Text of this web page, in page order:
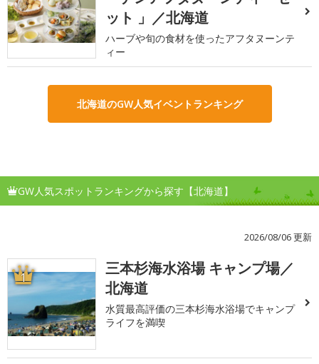
ット 」／北海道
ハーブや旬の食材を使ったアフタヌーンテ
ィー
北海道のGW人気イベントランキング
GW人気スポットランキングから探す【北海道】
2026/08/06 更新
1
三本杉海水浴場 キャンプ場／
北海道
水質最高評価の三本杉海水浴場でキャンプ
ライフを満喫